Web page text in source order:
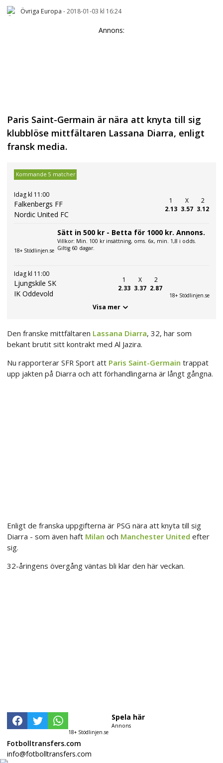
Övriga Europa -2018-01-03 kl 16:24
Annons:
Paris Saint-Germain är nära att knyta till sig
klubblöse mittfältaren Lassana Diarra, enligt
fransk media.
Kommande 5 matcher
Idag kl 11:00
Falkenbergs FF
Nordic United FC
1
2.13
X
3.57
2
3.12
18+ Stödlinjen.se
Sätt in 500 kr - Betta för 1000 kr. Annons.
Villkor: Min. 100 kr insättning, oms. 6x, min. 1,8 i odds.
Giltig 60 dagar.
Idag kl 11:00
Ljungskile SK
IK Oddevold
1
2.33
X
3.37
2
2.87
18+ Stödlinjen.se
Visa mer
Den franske mittfältaren Lassana Diarra, 32, har som
bekant brutit sitt kontrakt med Al Jazira.
Nu rapporterar SFR Sport att Paris Saint-Germain trappat
upp jakten på Diarra och att förhandlingarna är långt gångna.
Enligt de franska uppgifterna är PSG nära att knyta till sig
Diarra - som även haft Milan och Manchester United efter
sig.
32-åringens övergång väntas bli klar den här veckan.
18+ Stödlinjen.se
Spela här
Annons
Fotbolltransfers.com
info@fotbolltransfers.com